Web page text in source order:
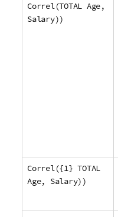
Correl(TOTAL Age,
Salary))
Correl({1} TOTAL
Age, Salary))